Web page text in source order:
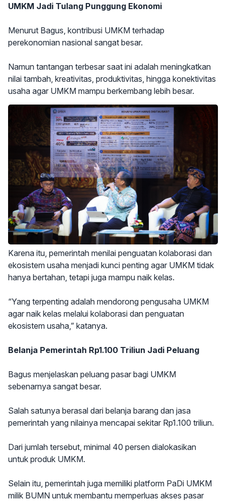
UMKM Jadi Tulang Punggung Ekonomi
Menurut Bagus, kontribusi UMKM terhadap
perekonomian nasional sangat besar.
Namun tantangan terbesar saat ini adalah meningkatkan
nilai tambah, kreativitas, produktivitas, hingga konektivitas
usaha agar UMKM mampu berkembang lebih besar.
Karena itu, pemerintah menilai penguatan kolaborasi dan
ekosistem usaha menjadi kunci penting agar UMKM tidak
hanya bertahan, tetapi juga mampu naik kelas.
“Yang terpenting adalah mendorong pengusaha UMKM
agar naik kelas melalui kolaborasi dan penguatan
ekosistem usaha,” katanya.
Belanja Pemerintah Rp1.100 Triliun Jadi Peluang
Bagus menjelaskan peluang pasar bagi UMKM
sebenarnya sangat besar.
Salah satunya berasal dari belanja barang dan jasa
pemerintah yang nilainya mencapai sekitar Rp1.100 triliun.
Dari jumlah tersebut, minimal 40 persen dialokasikan
untuk produk UMKM.
Selain itu, pemerintah juga memiliki platform PaDi UMKM
milik BUMN untuk membantu memperluas akses pasar